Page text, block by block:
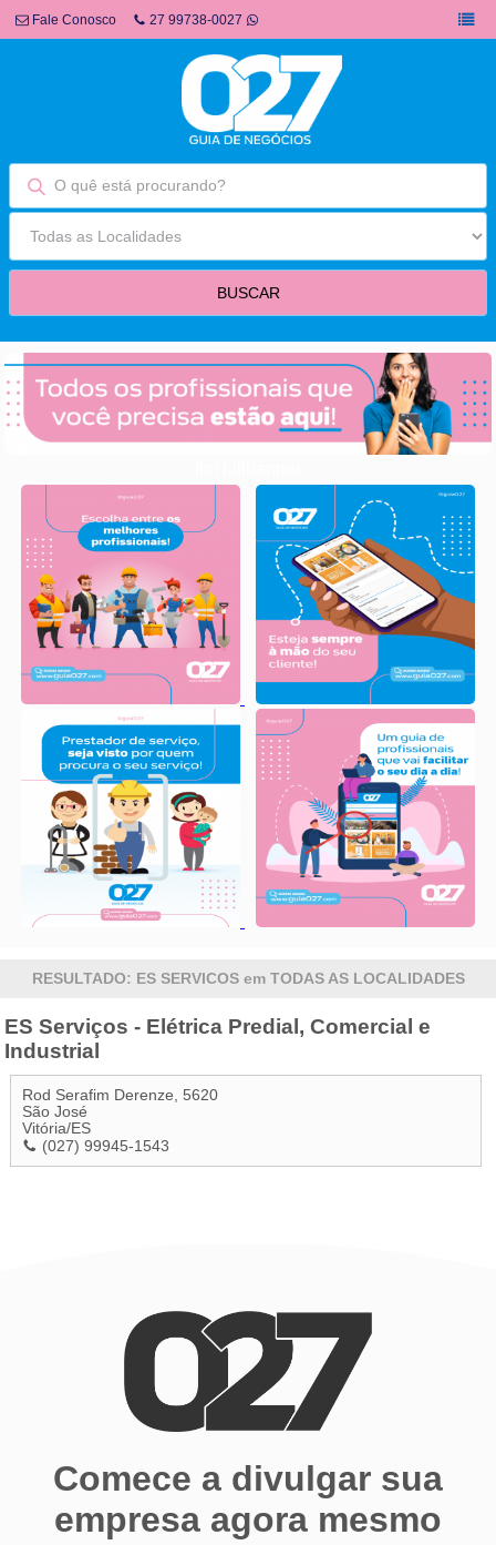
Fale Conosco 27 99738-0027
RESULTADO: ES SERVICOS em TODAS AS LOCALIDADES
ES Serviços - Elétrica Predial, Comercial e
Industrial
Rod Serafim Derenze, 5620
São José
Vitória/ES
(027) 99945-1543
Comece a divulgar sua
empresa agora mesmo